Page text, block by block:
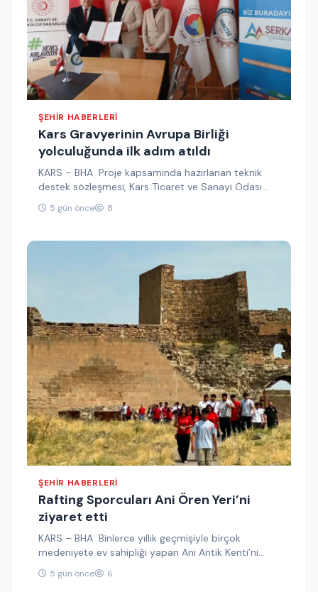
ŞEHIR HABERLERI
Kars Gravyerinin Avrupa Birliği
yolculuğunda ilk adım atıldı
KARS – BHA Proje kapsamında hazırlanan teknik
destek sözleşmesi, Kars Ticaret ve Sanayi Odası
Yönetim Kurulu Başkanı Kadir…
5 gün önce 8
ŞEHIR HABERLERI
Rafting Sporcuları Ani Ören Yeri’ni
ziyaret etti
KARS – BHA Binlerce yıllık geçmişiyle birçok
medeniyete ev sahipliği yapan Ani Antik Kenti’ni
5 gün önce 6